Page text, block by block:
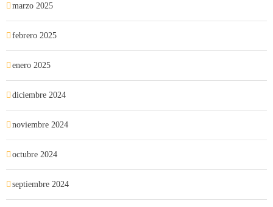
marzo 2025
febrero 2025
enero 2025
diciembre 2024
noviembre 2024
octubre 2024
septiembre 2024